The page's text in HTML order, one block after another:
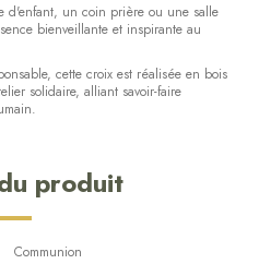
d'enfant, un coin prière ou une salle
bienveillante et inspirante au
cette croix est réalisée en bois
solidaire, alliant savoir-faire
produit
Communion